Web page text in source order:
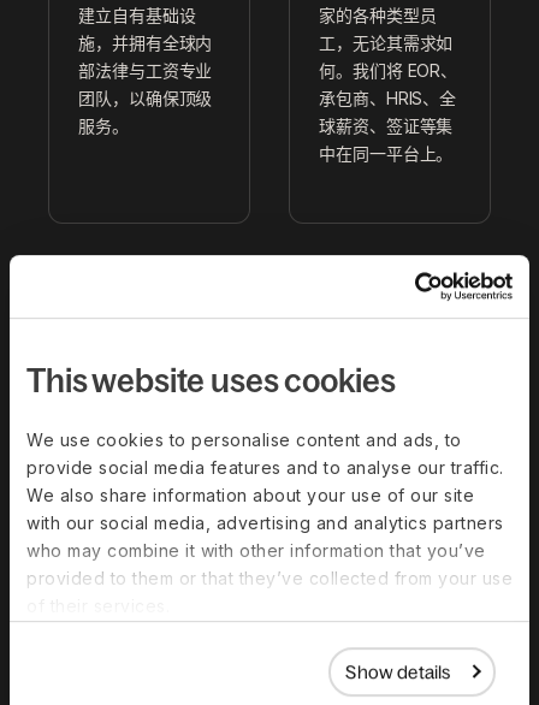
This website uses cookies
We use cookies to personalise content and ads, to
provide social media features and to analyse our traffic.
We also share information about your use of our site
with our social media, advertising and analytics partners
who may combine it with other information that you’ve
provided to them or that they’ve collected from your use
Show details
建立自有基础设
施，并拥有全球内
部法律与工资专业
团队，以确保顶级
服务。
家的各种类型员
工，无论其需求如
何。我们将 EOR、
承包商、HRIS、全
球薪资、签证等集
中在同一平台上。
即时获取内
我们提供专属客户
42 seconds，以
的支持。
最佳自动化
我们提供 API，并
可与 20 多个平台
作。还可按国家定
制入职、辞退、合